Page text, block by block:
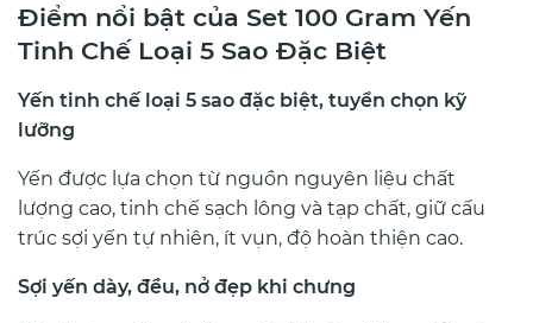
Điểm nổi bật của Set 100 Gram Yến
Tinh Chế Loại 5 Sao Đặc Biệt
Yến tinh chế loại 5 sao đặc biệt, tuyển chọn kỹ
lưỡng
Yến được lựa chọn từ nguồn nguyên liệu chất
lượng cao, tinh chế sạch lông và tạp chất, giữ cấu
trúc sợi yến tự nhiên, ít vụn, độ hoàn thiện cao.
Sợi yến dày, đều, nở đẹp khi chưng